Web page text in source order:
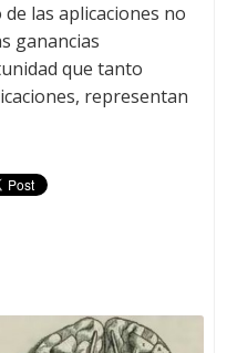
las aplicaciones no
ganancias
que tanto
representan